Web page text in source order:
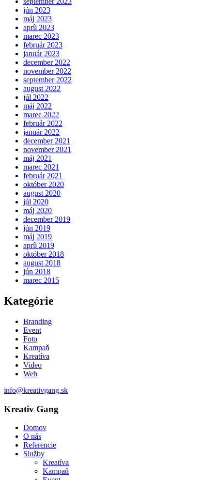
jún 2023
máj 2023
apríl 2023
marec 2023
február 2023
január 2023
december 2022
november 2022
september 2022
august 2022
júl 2022
máj 2022
marec 2022
február 2022
január 2022
december 2021
november 2021
máj 2021
marec 2021
február 2021
október 2020
august 2020
júl 2020
máj 2020
december 2019
jún 2019
máj 2019
apríl 2019
október 2018
august 2018
jún 2018
marec 2015
Kategórie
Branding
Event
Foto
Kampaň
Kreatíva
Video
Web
info@kreativgang.sk
Kreativ Gang
Domov
O nás
Referencie
Služby
Kreatíva
Kampaň